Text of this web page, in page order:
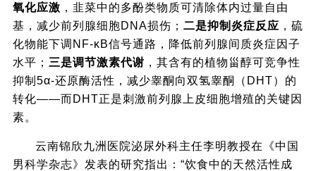
氧化应激 ，韭菜中的多酚类物质可清除体内过量自由
基，减少前列腺细胞DNA损伤； 二是抑制炎症反应 ，硫
化物能下调NF-κB信号通路，降低前列腺间质炎症因子
水平； 三是调节激素代谢 ，其含有的植物甾醇可竞争性
抑制5α-还原酶活性，减少睾酮向双氢睾酮（DHT）的
转化——而DHT正是刺激前列腺上皮细胞增殖的关键因
素。
云南锦欣九洲医院泌尿外科主任李明教授在《中国
男科学杂志》发表的研究指出：“饮食中的天然活性成